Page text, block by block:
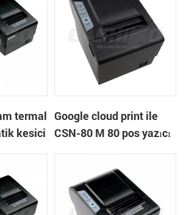
Servis için
termal
kesici
Google cloud print ile
CSN-80 M 80 pos yazıcı